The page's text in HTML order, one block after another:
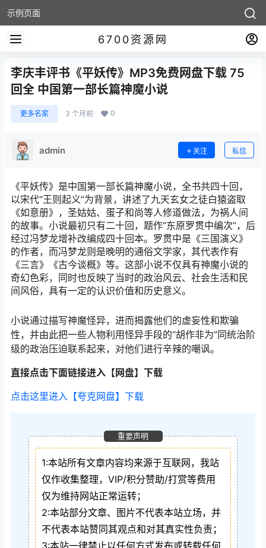
示例页面
6700资源网
李庆丰评书《平妖传》MP3免费网盘下载 75
回全 中国第一部长篇神魔小说
更多名家 3 个月前 0
admin 关注 私信
《平妖传》是中国第一部长篇神魔小说，全书共四十回，
以宋代“王则起义”为背景，讲述了九天玄女之徒白猿盗取
《如意册》，圣姑姑、蛋子和尚等人修道做法，为祸人间
的故事。小说最初只有二十回，题作“东原罗贯中编次”，后
经过冯梦龙增补改编成四十回本。罗贯中是《三国演义》
的作者，而冯梦龙则是晚明的通俗文学家，其代表作有
《三言》《古今谈概》等。这部小说不仅具有神魔小说的
奇幻色彩，同时也反映了当时的政治风云、社会生活和民
间风俗，具有一定的认识价值和历史意义。
小说通过描写神魔怪异，进而揭露他们的虚妄性和欺骗
性，并由此把一些人物利用怪异手段的“胡作非为”同统治阶
级的政治压迫联系起来，对他们进行辛辣的嘲讽。
直接点击下面链接进入【网盘】下载
点击这里进入【夸克网盘】下载
重要声明
1:本站所有文章内容均来源于互联网，我站
仅作收集整理，VIP/积分赞助/打赏等费用
仅为维持网站正常运转；
2:本站部分文章、图片不代表本站立场，并
不代表本站赞同其观点和对其真实性负责；